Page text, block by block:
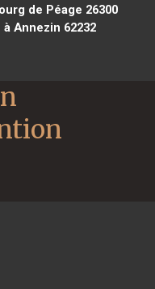
de Péage 26300
Annezin 62232